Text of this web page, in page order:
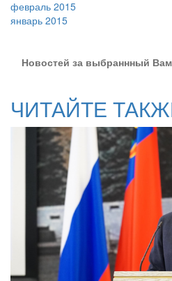
февраль 2015
январь 2015
Новостей за выбраннный
ЧИТАЙТЕ